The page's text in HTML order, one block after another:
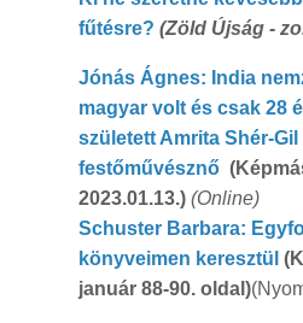
fűtésre? (Zöld Újság -
Jónás Ágnes: India
magyar volt és csak 28
született Amrita Shér-
festőművésznő
2023.01.13.) (Online)
Schuster Barbara:
könyveimen keresztül
január 88-90. oldal)